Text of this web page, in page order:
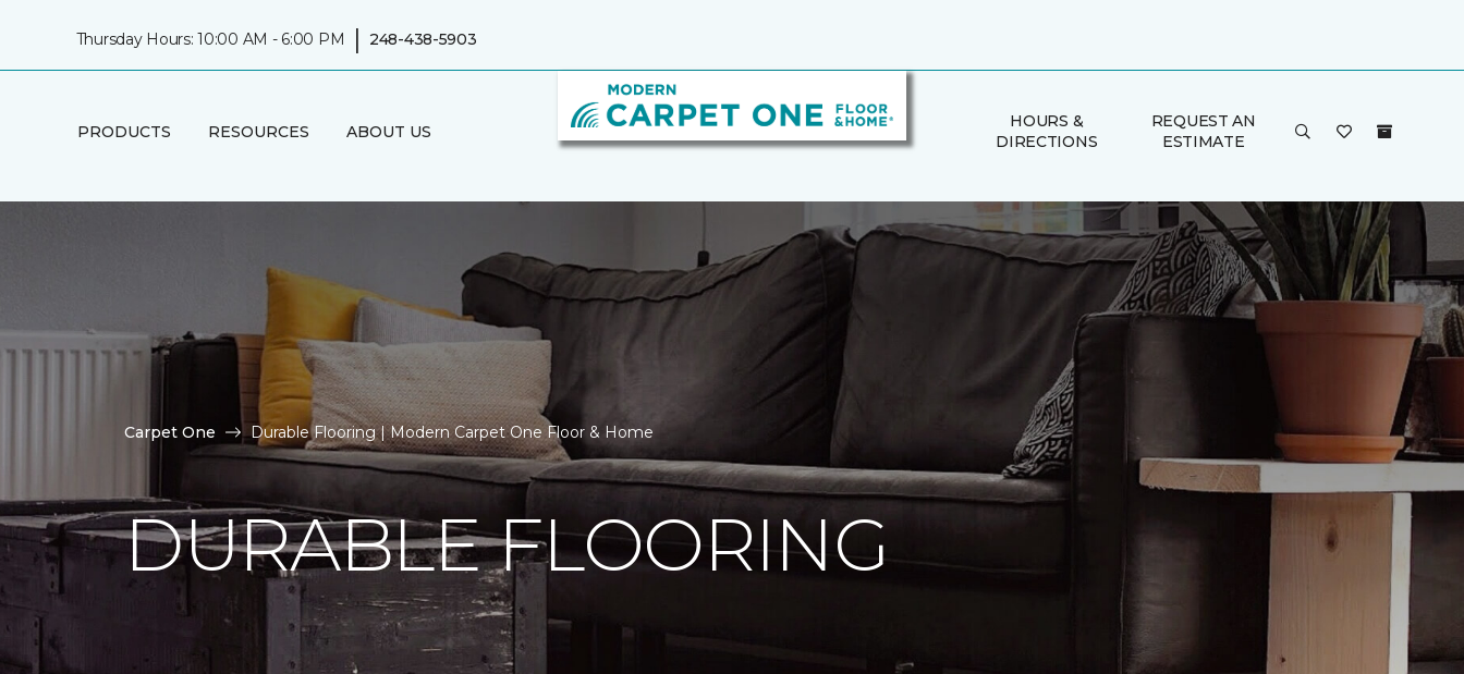
Thursday Hours: 10:00 AM - 6:00 PM | 248-438-5903
PRODUCTS RESOURCES ABOUT US
HOURS &
DIRECTIONS
REQUEST AN
ESTIMATE
Carpet One Durable Flooring | Modern Carpet One Floor & Home
DURABLE FLOORING